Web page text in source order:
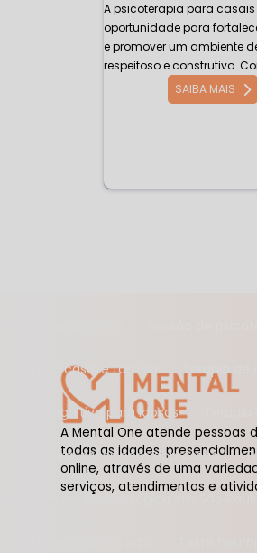
Psicoterapia de casal em São Paulo
Psicoterapia cognitiva comportamental
Psicoterapia cognitivo comportamental
Psicoterapia com idosos
Terapia de casal e família Terapia
Terapia cognitiva para idosos
Terapia para idosos com depressão
Testagem neuropsicológica em São Paulo
A psicoterapia para
oportunidade para
e promover um ambiente
respeitoso e construtivo.
SAIBA MAIS
A Mental One atende pessoas
todas as idades,
online, através de uma
serviços, atendimentos e